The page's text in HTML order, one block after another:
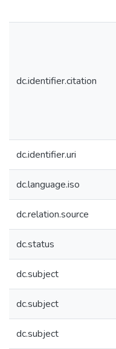
dc.identifier.citation
dc.identifier.uri
dc.language.iso
dc.relation.source
dc.status
dc.subject
dc.subject
dc.subject